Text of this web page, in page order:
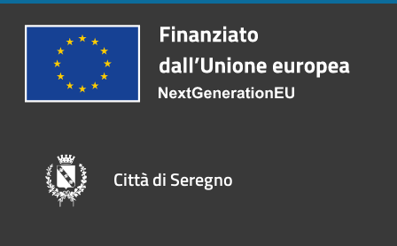
Città di Seregno